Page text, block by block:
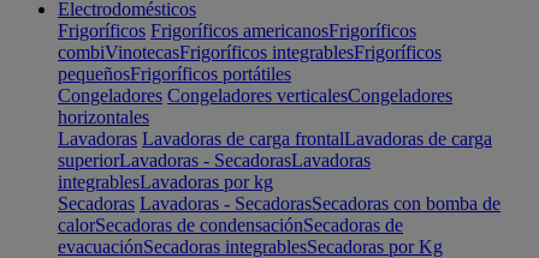
Electrodomésticos
Frigoríficos Frigoríficos americanosFrigoríficos
combiVinotecasFrigoríficos integrablesFrigoríficos
pequeñosFrigoríficos portátiles
Congeladores Congeladores verticalesCongeladores
horizontales
Lavadoras Lavadoras de carga frontalLavadoras de carga
superiorLavadoras - SecadorasLavadoras
integrablesLavadoras por kg
Secadoras Lavadoras - SecadorasSecadoras con bomba de
calorSecadoras de condensaciónSecadoras de
evacuaciónSecadoras integrablesSecadoras por Kg